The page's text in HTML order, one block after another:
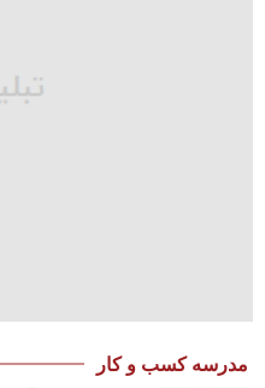
مدرسه کسب و کار